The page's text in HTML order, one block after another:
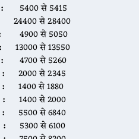
5400 से 5415
24400 से 28400
: 4900 से 5050
13000 से 13550
:
4700 से 5260
2000 से 2345
1400 से 1880
:
1400 से 2000
5500 से 6840
5300 से 6100